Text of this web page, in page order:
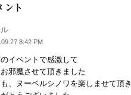
8:42 PM
イベントで感激して
邪魔させて頂きました
、ヌーベルシノワを楽しませて頂き